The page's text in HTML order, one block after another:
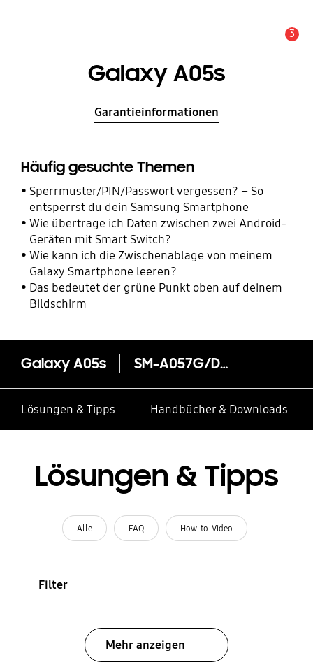
3
Galaxy A05s
Garantieinformationen
Häufig gesuchte Themen
Sperrmuster/PIN/Passwort vergessen? – So
entsperrst du dein Samsung Smartphone
Wie übertrage ich Daten zwischen zwei Android-
Geräten mit Smart Switch?
Wie kann ich die Zwischenablage von meinem
Galaxy Smartphone leeren?
Das bedeutet der grüne Punkt oben auf deinem
Bildschirm
Galaxy A05s SM-A057G/DSN
Lösungen & Tipps Handbücher & Downloads
Lösungen & Tipps
Alle FAQ How-to-Video
Filter
Mehr anzeigen